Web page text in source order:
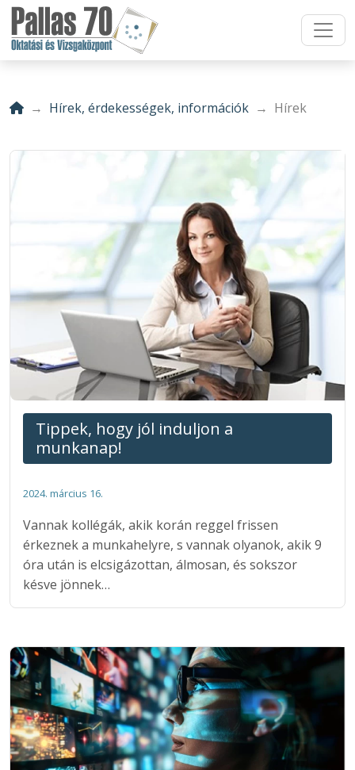
Hírek, érdekességek, információk Hírek
Tippek, hogy jól induljon a
munkanap!
2024. március 16.
Vannak kollégák, akik korán reggel frissen
érkeznek a munkahelyre, s vannak olyanok, akik 9
óra után is elcsigázottan, álmosan, és sokszor
késve jönnek…